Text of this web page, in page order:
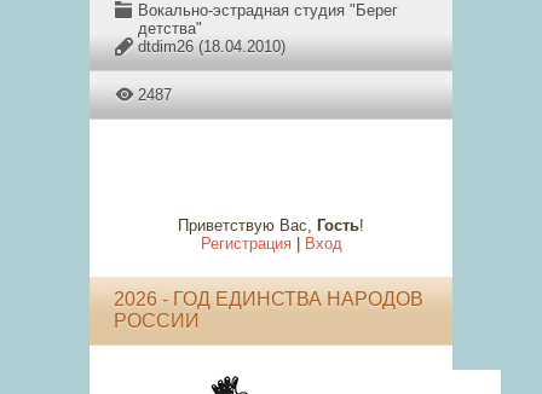
Вокально-эстрадная студия "Берег
детства"
dtdim26 (18.04.2010)
2487
Приветствую Вас, Гость!
Регистрация| Вход
2026 - ГОД ЕДИНСТВА НАРОДОВ
РОССИИ